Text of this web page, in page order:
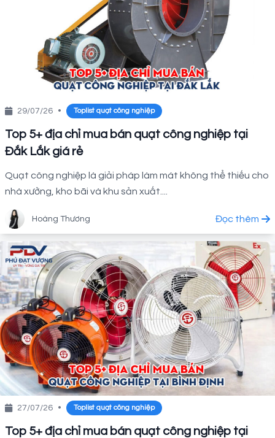
29/07/26 • Toplist quạt công nghiệp
Top 5+ địa chỉ mua bán quạt công nghiệp tại
Đắk Lắk giá rẻ
Quạt công nghiệp là giải pháp làm mát không thể thiếu cho
nhà xưởng, kho bãi và khu sản xuất....
Hoàng Thương Đọc thêm
27/07/26 • Toplist quạt công nghiệp
Top 5+ địa chỉ mua bán quạt công nghiệp tại